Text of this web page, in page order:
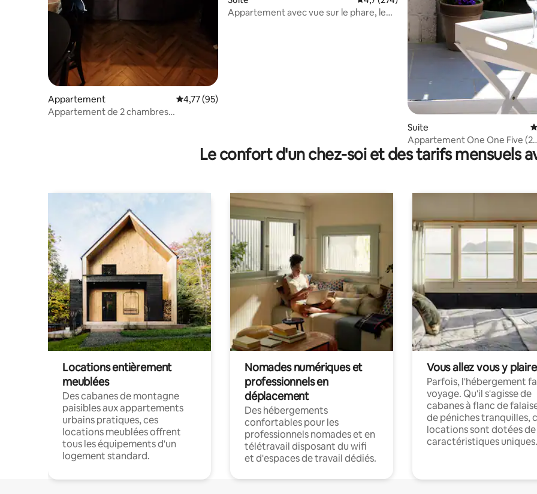
Appartement Évaluation moyenne sur la base de 95 commentaires : 4,77 sur 5
4,77 (95)
Appartement de 2 chambres
Appartement avec vue sur le phare, le
Suite
Appartement One One Five (2
chambres)
Le confort d'un chez-soi et des tarifs mensuels
Locations entièrement
meublées
Des cabanes de montagne
paisibles aux appartements
urbains pratiques, ces
locations meublées offrent
tous les équipements d'un
logement standard.
Nomades numériques et
professionnels en
déplacement
Des hébergements
confortables pour les
professionnels nomades et en
télétravail disposant du wifi
et d'espaces de travail dédiés.
Vous allez vous y plaire
Parfois, l'hébergement
voyage. Qu'il s'agisse de
cabanes à flanc de
de péniches tranquilles,
locations sont dotées de
caractéristiques uniques.